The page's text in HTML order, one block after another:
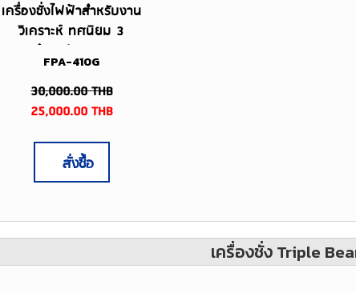
เครื่องชั่งไฟฟ้าสำหรับงาน
วิเคราะห์ ทศนิยม 3
ตำแหน่ง 410g
FPA-410G
30,000.00THB
25,000.00THB
สั่งซื้อ
เครื่องชั่ง Triple